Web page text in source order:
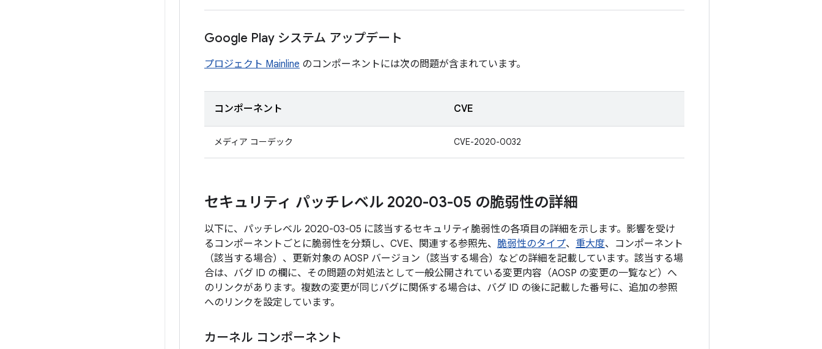
Google Play システム アップデート
プロジェクト Mainline のコンポーネントには次の問題が含まれています。
コンポーネント CVE
メディア コーデック CVE-2020-0032
セキュリティ パッチレベル 2020-03-05 の脆弱性の詳細
以下に、パッチレベル 2020-03-05 に該当するセキュリティ脆弱性の各項目の詳細を示します。影響を受け
るコンポーネントごとに脆弱性を分類し、CVE、関連する参照先、 脆弱性のタイプ、 重大度、コンポーネント
（該当する場合）、更新対象の AOSP バージョン（該当する場合）などの詳細を記載しています。該当する場
合は、バグ ID の欄に、その問題の対処法として一般公開されている変更内容（AOSP の変更の一覧など）へ
のリンクがあります。複数の変更が同じバグに関係する場合は、バグ ID の後に記載した番号に、追加の参照
へのリンクを設定しています。
カーネル コンポーネント